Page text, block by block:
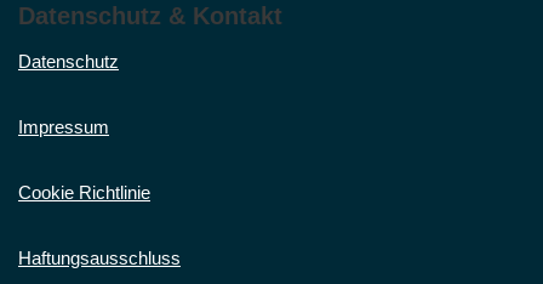
Datenschutz & Kontakt
Datenschutz
Impressum
Cookie Richtlinie
Haftungsausschluss